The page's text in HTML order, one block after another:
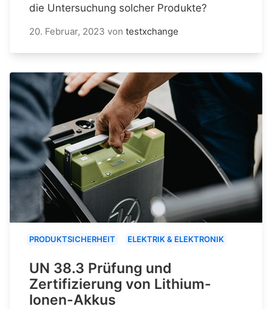
die Untersuchung solcher Produkte?
20. Februar, 2023 von testxchange
PRODUKTSICHERHEIT ELEKTRIK & ELEKTRONIK
UN 38.3 Prüfung und
Zertifizierung von Lithium-
Ionen-Akkus